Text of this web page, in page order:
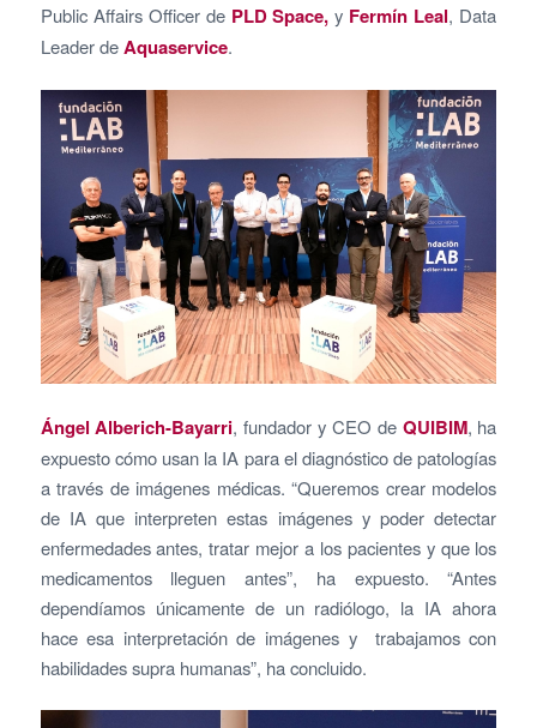
Public Affairs Officer de PLD Space, y Fermín Leal, Data
Leader deAquaservice.
Ángel Alberich-Bayarri, fundador y CEO de QUIBIM, ha
expuesto cómo usan la IA para el diagnóstico de patologías
a través de imágenes médicas. “Queremos crear modelos
de IA que interpreten estas imágenes y poder detectar
enfermedades antes, tratar mejor a los pacientes y que los
medicamentos lleguen antes”, ha expuesto. “Antes
dependíamos únicamente de un radiólogo, la IA ahora
hace esa interpretación de imágenes y trabajamos con
habilidades supra humanas”, ha concluido.